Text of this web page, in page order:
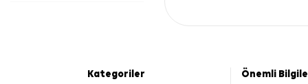
Kategoriler
Önemli